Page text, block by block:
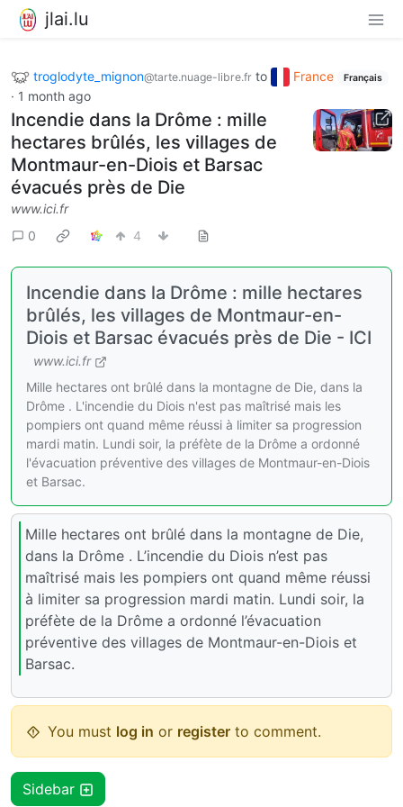
jlai.lu
troglodyte_mignon@tarte.nuage-libre.fr to France Français
· 1 month ago
Incendie dans la Drôme : mille
hectares brûlés, les villages de
Montmaur-en-Diois et Barsac
évacués près de Die
www.ici.fr
0
4
Incendie dans la Drôme : mille hectares
brûlés, les villages de Montmaur-en-
Diois et Barsac évacués près de Die - ICI
www.ici.fr
Mille hectares ont brûlé dans la montagne de Die, dans la
Drôme . L'incendie du Diois n'est pas maîtrisé mais les
pompiers ont quand même réussi à limiter sa progression
mardi matin. Lundi soir, la préfète de la Drôme a ordonné
l'évacuation préventive des villages de Montmaur-en-Diois
et Barsac.
Mille hectares ont brûlé dans la montagne de Die,
dans la Drôme . L’incendie du Diois n’est pas
maîtrisé mais les pompiers ont quand même réussi
à limiter sa progression mardi matin. Lundi soir, la
préfète de la Drôme a ordonné l’évacuation
préventive des villages de Montmaur-en-Diois et
Barsac.
You must log in or register to comment.
Sidebar